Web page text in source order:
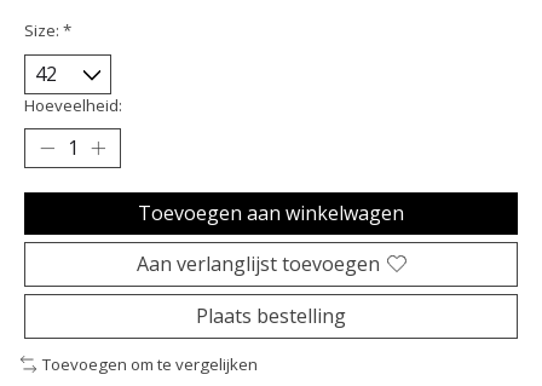
Size: *
Hoeveelheid:
Toevoegen aan winkelwagen
Aan verlanglijst toevoegen
Plaats bestelling
Toevoegen om te vergelijken